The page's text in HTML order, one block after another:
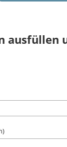
ausfüllen